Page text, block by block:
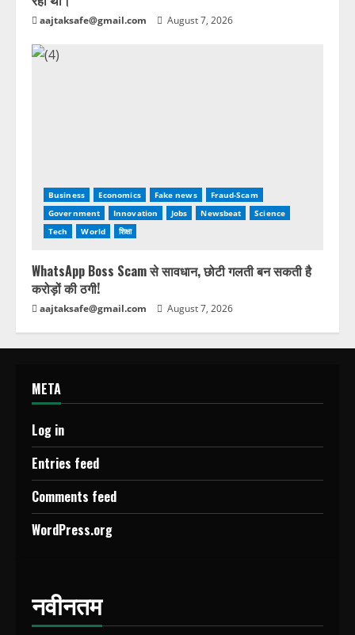
aajtaksafe@gmail.com August 7, 2026
Business Economics Fake news
Fraud-Scam
Government
Innovation Jobs Newsbeat
Science
Tech
World शिक्षा
WhatsApp Boss Scam से सावधान, छोटी गलती बन सकती है
करोड़ों की ठगी!
aajtaksafe@gmail.com August 7, 2026
META
Log in
Entries feed
Comments feed
WordPress.org
नवीनतम